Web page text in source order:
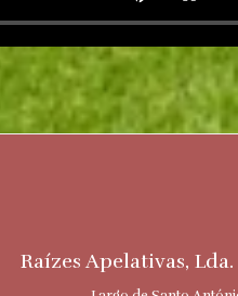
Raízes Apelativas,